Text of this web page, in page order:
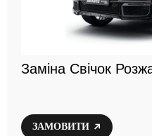
Заміна Свічок
ЗАМОВИТИ